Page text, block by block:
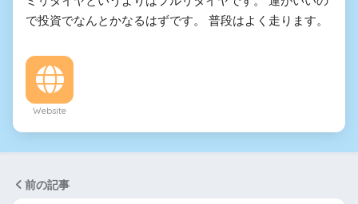
で投資でなんとかなるはずです。 普段はよく走ります。
Website
前の記事